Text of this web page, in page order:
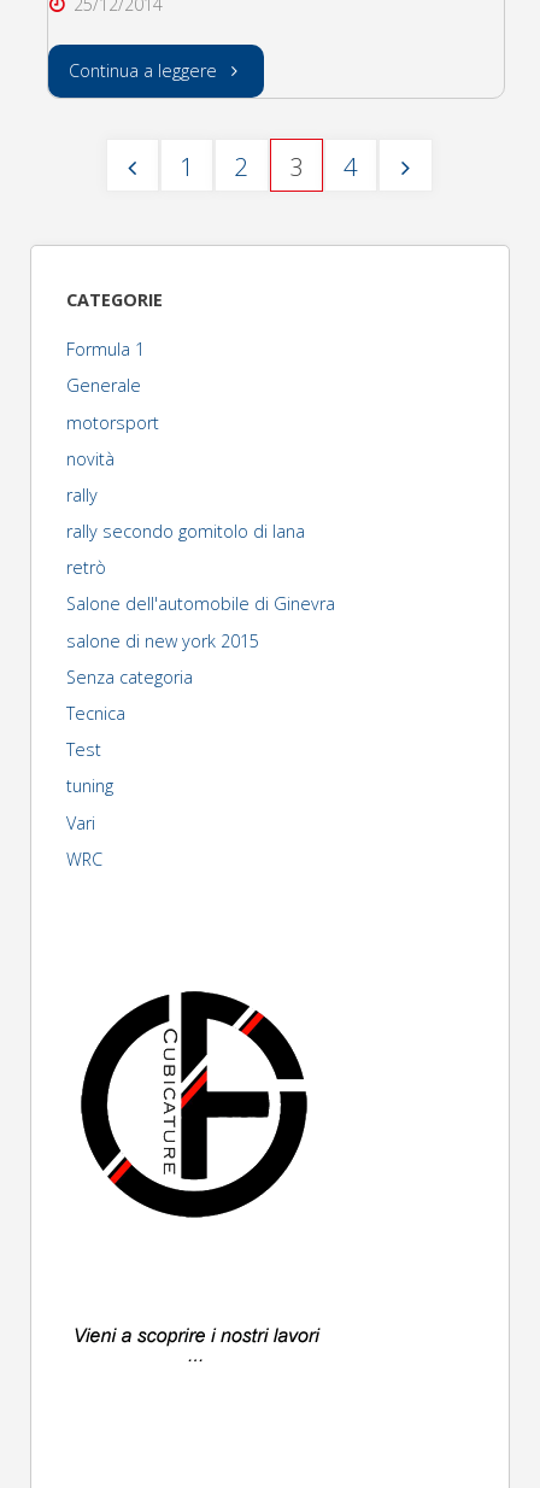
25/12/2014
Continua a leggere "Buon
!!!!!!"
degli
articoli
1 2 3 4
CATEGORIE
Formula 1
Generale
motorsport
novità
rally
rally secondo gomitolo di lana
retrò
Salone dell'automobile di Ginevra
salone di new york 2015
Senza categoria
Tecnica
Test
tuning
Vari
WRC